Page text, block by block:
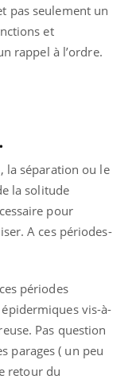
pas seulement un
et
rappel à l’ordre.
la séparation ou le
la solitude
pour
A ces périodes-
périodes
vis-à-
Pas question
parages ( un peu
retour du